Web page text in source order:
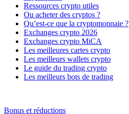
Ressources crypto utiles
Ou acheter des cryptos ?
Qu’est-ce que la cryptomonnaie ?
Exchanges crypto 2026
Exchanges crypto MiCA
Les meilleures cartes crypto
Les meilleurs wallets crypto
Le guide du trading crypto
Les meilleurs bots de trading
Bonus et réductions